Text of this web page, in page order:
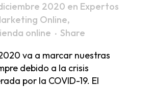
2020 en Expertos
Online,
online
Share
va a marcar nuestras
debido a la crisis
por la COVID-19. El